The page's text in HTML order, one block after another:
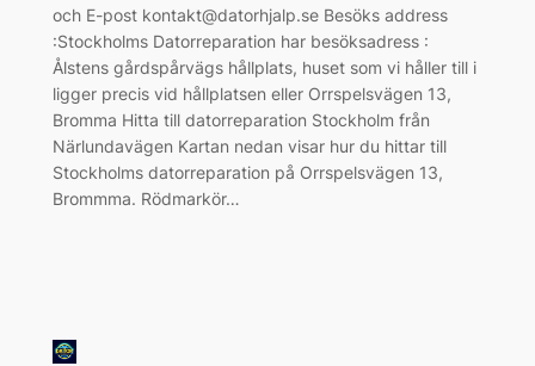
och E-post kontakt@datorhjalp.se Besöks address
:Stockholms Datorreparation har besöksadress :
Ålstens gårdspårvägs hållplats, huset som vi håller till i
ligger precis vid hållplatsen eller Orrspelsvägen 13,
Bromma Hitta till datorreparation Stockholm från
Närlundavägen Kartan nedan visar hur du hittar till
Stockholms datorreparation på Orrspelsvägen 13,
Brommma. Rödmarkör…